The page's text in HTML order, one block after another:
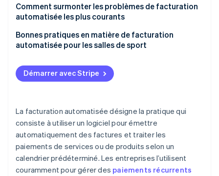
Gestion des abonnements aux salles de sport
Facturation et paiements
Suivi de la fréquentation
Intégration des points de vente (PDV)
Marketing et communication
Gestion de la relation client (CRM)
Application mobile
Autres intégrations
Comment surmonter les problèmes de facturation
automatisée les plus courants
Échecs de paiement
Factures erronées
Litiges clients
Inquiétudes liées à la sécurité
Bonnes pratiques en matière de facturation
automatisée pour les salles de sport
Choix du logiciel
Communication avec le client
Gestion des erreurs
Amélioration continue
Démarrer avec Stripe
La facturation automatisée désigne la pratique qui
consiste à utiliser un logiciel pour émettre
automatiquement des factures et traiter les
paiements de services ou de produits selon un
calendrier prédéterminé. Les entreprises l’utilisent
couramment pour gérer des paiements récurrents